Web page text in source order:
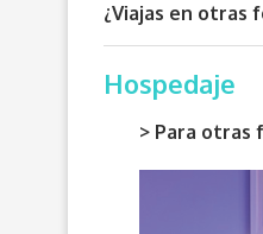
¿Viajas en otras
Hospedaje
> Para